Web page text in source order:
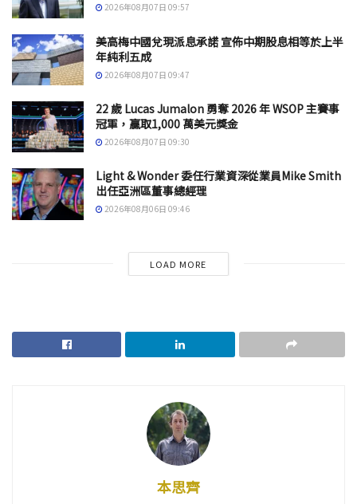
2026年08月07日 09:57
美高梅中國兌現派息承諾 宣佈中期股息相等於上半
年純利五成
2026年08月07日 09:47
22 歲 Lucas Jumalon 勇奪 2026 年 WSOP 主賽事
冠軍，贏取1,000 萬美元獎金
2026年08月07日 09:30
Light & Wonder 委任行業資深從業員Mike Smith
出任亞洲區董事總經理
2026年08月06日 09:46
LOAD MORE
本思齊